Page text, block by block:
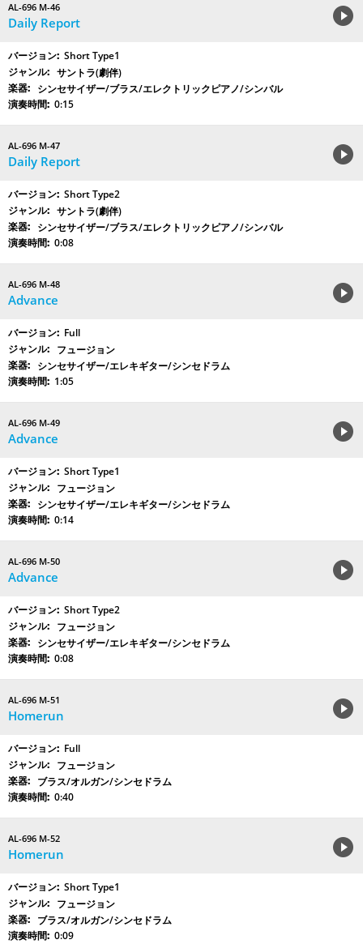
AL-696 M-46
Daily Report
Short Type1
サントラ(劇伴)
シンセサイザー/ブラス/エレクトリックピアノ/シンバル
0:15
AL-696 M-47
Daily Report
Short Type2
サントラ(劇伴)
シンセサイザー/ブラス/エレクトリックピアノ/シンバル
0:08
AL-696 M-48
Advance
Full
フュージョン
シンセサイザー/エレキギター/シンセドラム
1:05
AL-696 M-49
Advance
Short Type1
フュージョン
シンセサイザー/エレキギター/シンセドラム
0:14
AL-696 M-50
Advance
Short Type2
フュージョン
シンセサイザー/エレキギター/シンセドラム
0:08
AL-696 M-51
Homerun
Full
フュージョン
ブラス/オルガン/シンセドラム
0:40
AL-696 M-52
Homerun
Short Type1
フュージョン
ブラス/オルガン/シンセドラム
0:09